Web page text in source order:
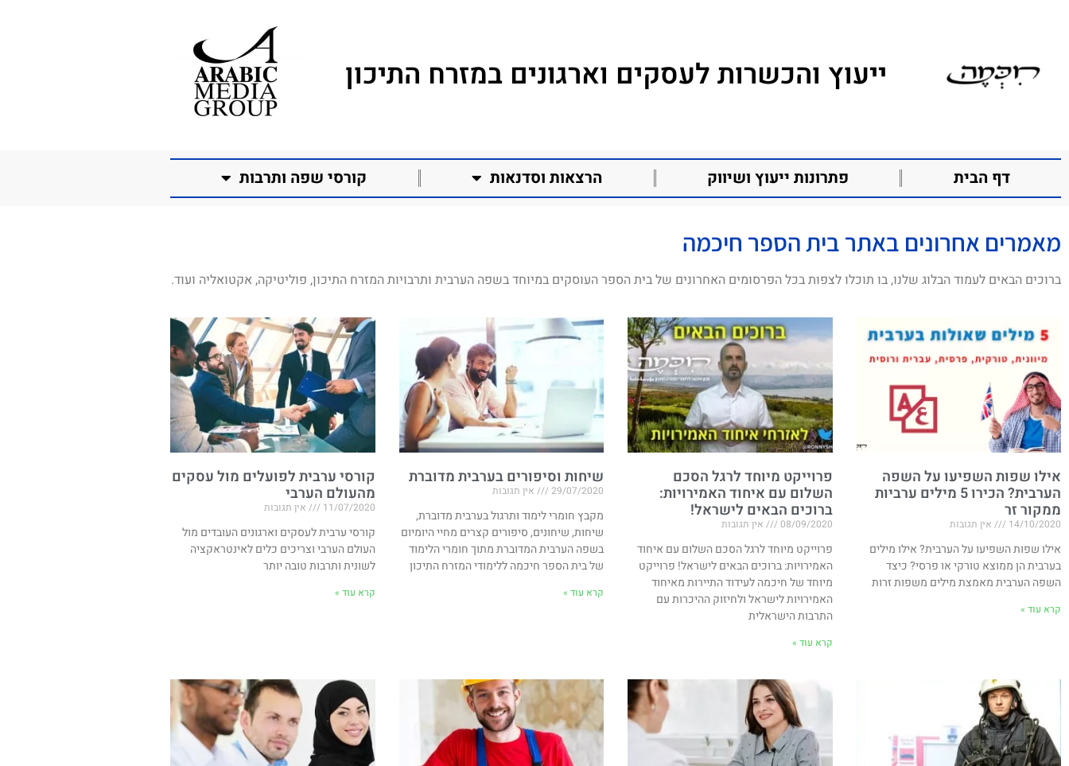
ייעוץ והכשרות לעסקים וארגונים במזרח התיכון
דף הבית פתרונות ייעוץ ושיווק הרצאות וסדנאות קורסי שפה ותרבות
מאמרים אחרונים באתר בית הספר חיכמה
ברוכים הבאים לעמוד הבלוג שלנו, בו תוכלו לצפות בכל הפרסומים האחרונים של בית הספר העוסקים במיוחד בשפה הערבית ותרבויות המזרח התיכון, פוליטיקה, אקטואליה ועוד.
אילו שפות השפיעו על השפה
הערבית? הכירו 5 מילים ערביות
ממקור זר
14/10/2020 אין תגובות
אילו שפות השפיעו על הערבית? אילו מילים
בערבית הן ממוצא טורקי או פרסי? כיצד
השפה הערבית מאמצת מילים משפות זרות
קרא עוד »
פרוייקט מיוחד לרגל הסכם
השלום עם איחוד האמירויות​:
ברוכים הבאים לישראל!
08/09/2020 אין תגובות
פרוייקט מיוחד לרגל הסכם השלום עם איחוד
האמירויות​: ברוכים הבאים לישראל! פרוייקט
מיוחד של חיכמה לעידוד התיירות מאיחוד
האמירויות לישראל ולחיזוק ההיכרות עם
התרבות הישראלית
קרא עוד »
שיחות וסיפורים בערבית מדוברת
29/07/2020 אין תגובות
מקבץ חומרי לימוד ותרגול בערבית מדוברת,
שיחות, שיחונים, סיפורים קצרים מחיי היומיום
בשפה הערבית המדוברת מתוך חומרי הלימוד
של בית הספר חיכמה ללימודי המזרח התיכון
קרא עוד »
קורסי ערבית לפועלים מול עסקים
מהעולם הערבי
11/07/2020 אין תגובות
קורסי ערבית לעסקים וארגונים העובדים מול
העולם הערבי וצריכים כלים לאינטראקציה
לשונית ותרבות טובה יותר
קרא עוד »